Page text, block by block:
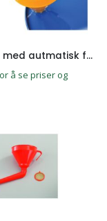
Fattrakt med autmatisk flammebeskyttelseslokk
å se priser og